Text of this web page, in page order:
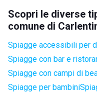
Scopri le diverse
comune di
Spiagge accessibili per
Spiagge con bar e
Spiagge con campi di
Spiagge per bambini